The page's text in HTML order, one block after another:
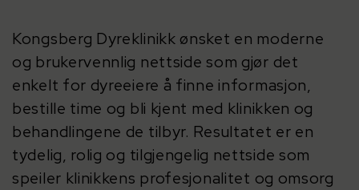
Kongsberg Dyreklinikk ønsket en moderne
og brukervennlig nettside som gjør det
enkelt for dyreeiere å finne informasjon,
bestille time og bli kjent med klinikken og
behandlingene de tilbyr. Resultatet er en
tydelig, rolig og tilgjengelig nettside som
speiler klinikkens profesjonalitet og omsorg